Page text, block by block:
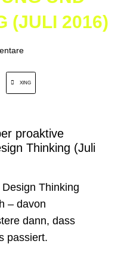
(JULI 2016)
XING
proaktive
Thinking (Juli
Thinking
– davon
dann, dass
passiert.